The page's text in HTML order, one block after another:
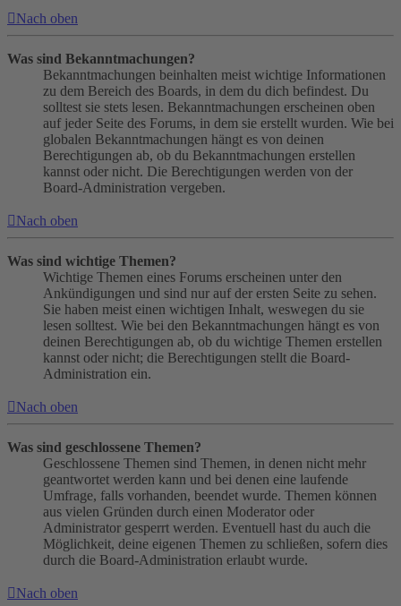
Nach oben
Was sind Bekanntmachungen?
Bekanntmachungen beinhalten meist wichtige Informationen
zu dem Bereich des Boards, in dem du dich befindest. Du
solltest sie stets lesen. Bekanntmachungen erscheinen oben
auf jeder Seite des Forums, in dem sie erstellt wurden. Wie bei
globalen Bekanntmachungen hängt es von deinen
Berechtigungen ab, ob du Bekanntmachungen erstellen
kannst oder nicht. Die Berechtigungen werden von der
Board-Administration vergeben.
Nach oben
Was sind wichtige Themen?
Wichtige Themen eines Forums erscheinen unter den
Ankündigungen und sind nur auf der ersten Seite zu sehen.
Sie haben meist einen wichtigen Inhalt, weswegen du sie
lesen solltest. Wie bei den Bekanntmachungen hängt es von
deinen Berechtigungen ab, ob du wichtige Themen erstellen
kannst oder nicht; die Berechtigungen stellt die Board-
Administration ein.
Nach oben
Was sind geschlossene Themen?
Geschlossene Themen sind Themen, in denen nicht mehr
geantwortet werden kann und bei denen eine laufende
Umfrage, falls vorhanden, beendet wurde. Themen können
aus vielen Gründen durch einen Moderator oder
Administrator gesperrt werden. Eventuell hast du auch die
Möglichkeit, deine eigenen Themen zu schließen, sofern dies
durch die Board-Administration erlaubt wurde.
Nach oben